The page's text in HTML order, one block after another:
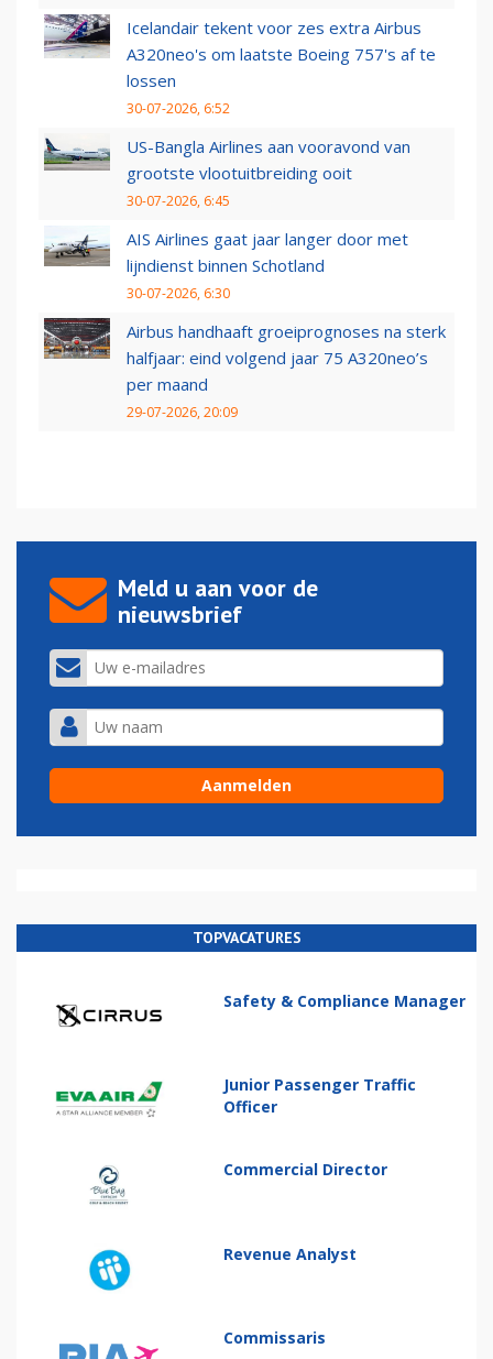
Icelandair tekent voor zes extra Airbus
A320neo's om laatste Boeing 757's af te
lossen
30-07-2026, 6:52
US-Bangla Airlines aan vooravond van
grootste vlootuitbreiding ooit
30-07-2026, 6:45
AIS Airlines gaat jaar langer door met
lijndienst binnen Schotland
30-07-2026, 6:30
Airbus handhaaft groeiprognoses na sterk
halfjaar: eind volgend jaar 75 A320neo’s
per maand
29-07-2026, 20:09
Meld u aan voor de
nieuwsbrief
TOPVACATURES
Safety & Compliance Manager
Junior Passenger Traffic
Officer
Commercial Director
Revenue Analyst
Commissaris